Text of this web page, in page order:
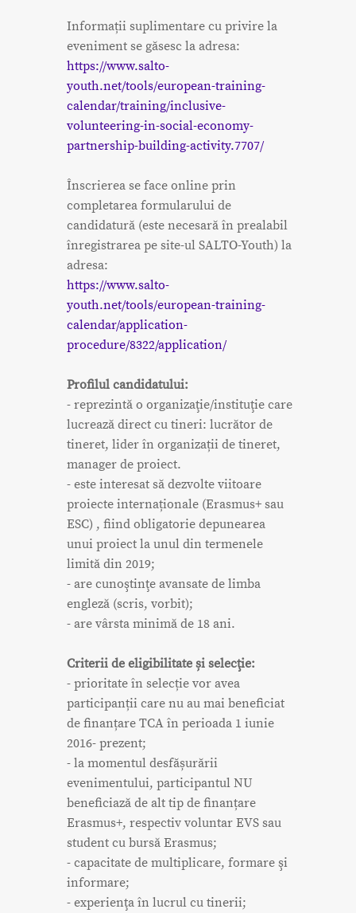
Informații suplimentare cu privire la
eveniment se găsesc la adresa:
https://www.salto-
youth.net/tools/european-training-
calendar/training/inclusive-
volunteering-in-social-economy-
partnership-building-activity.7707/
Înscrierea se face online prin
completarea formularului de
candidatură (este necesară în prealabil
înregistrarea pe site-ul SALTO-Youth) la
adresa:
https://www.salto-
youth.net/tools/european-training-
calendar/application-
procedure/8322/application/
Profilul candidatului:
- reprezintă o organizaţie/instituţie care
lucrează direct cu tineri: lucrător de
tineret, lider în organizații de tineret,
manager de proiect.
- este interesat să dezvolte viitoare
proiecte internaționale (Erasmus+ sau
ESC) , fiind obligatorie depunearea
unui proiect la unul din termenele
limită din 2019;
- are cunoştinţe avansate de limba
engleză (scris, vorbit);
- are vârsta minimă de 18 ani.
Criterii de eligibilitate și selecţie:
- prioritate în selecție vor avea
participanții care nu au mai beneficiat
de finanțare TCA în perioada 1 iunie
2016- prezent;
- la momentul desfășurării
evenimentului, participantul NU
beneficiază de alt tip de finanțare
Erasmus+, respectiv voluntar EVS sau
student cu bursă Erasmus;
- capacitate de multiplicare, formare şi
informare;
- experienţa în lucrul cu tinerii;